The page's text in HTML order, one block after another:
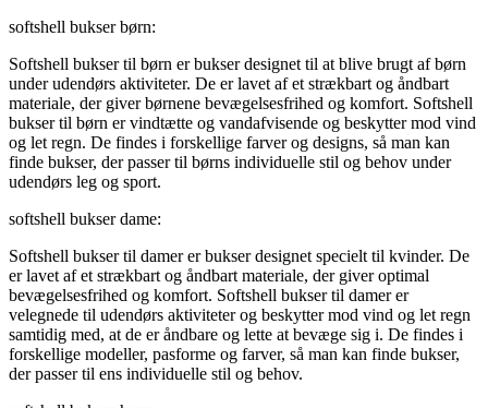
softshell bukser børn:
Softshell bukser til børn er bukser designet til at blive brugt af børn
under udendørs aktiviteter. De er lavet af et strækbart og åndbart
materiale, der giver børnene bevægelsesfrihed og komfort. Softshell
bukser til børn er vindtætte og vandafvisende og beskytter mod vind
og let regn. De findes i forskellige farver og designs, så man kan
finde bukser, der passer til børns individuelle stil og behov under
udendørs leg og sport.
softshell bukser dame:
Softshell bukser til damer er bukser designet specielt til kvinder. De
er lavet af et strækbart og åndbart materiale, der giver optimal
bevægelsesfrihed og komfort. Softshell bukser til damer er
velegnede til udendørs aktiviteter og beskytter mod vind og let regn
samtidig med, at de er åndbare og lette at bevæge sig i. De findes i
forskellige modeller, pasforme og farver, så man kan finde bukser,
der passer til ens individuelle stil og behov.